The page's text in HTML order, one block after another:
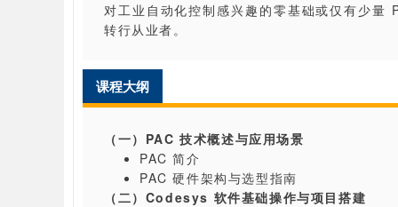
对工业自动化控制感兴趣的零基础或仅有少量
转行从业者。
课程大纲
（一）PAC 技术概述与应用场景
PAC 简介
PAC 硬件架构与选型指南
（二）Codesys 软件基础操作与项目搭建